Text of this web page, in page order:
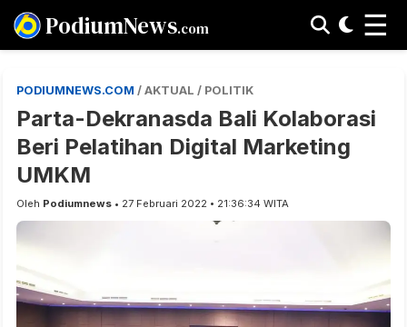
PodiumNews.com ☰
PODIUMNEWS.COM / AKTUAL / POLITIK
Parta-Dekranasda Bali Kolaborasi
Beri Pelatihan Digital Marketing
UMKM
Oleh Podiumnews • 27 Februari 2022 • 21:36:34 WITA